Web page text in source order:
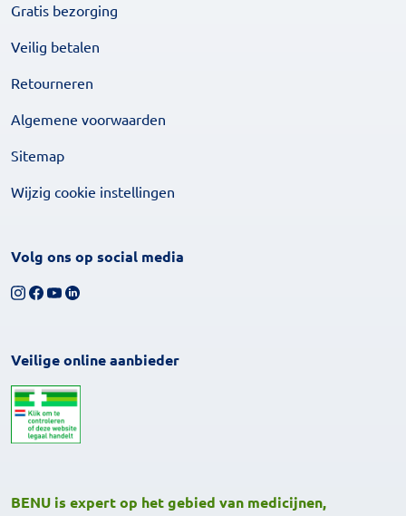
Gratis bezorging
Veilig betalen
Retourneren
Algemene voorwaarden
Sitemap
Wijzig cookie instellingen
Volg ons op social media
Volg ons op Instagram
Volg ons op Facebook
Bekijk ons YouTube-kanaal
Volg ons op LinkedIn
Veilige online aanbieder
BENU is expert op het gebied van medicijnen,